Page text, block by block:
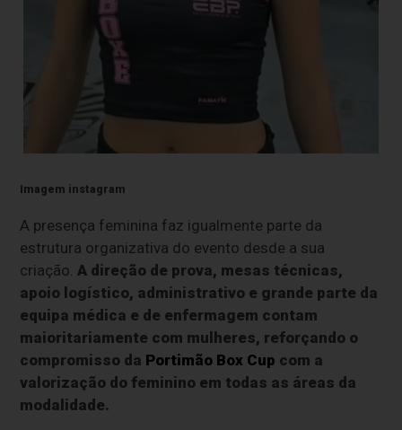
Imagem instagram
A presença feminina faz igualmente parte da
estrutura organizativa do evento desde a sua
criação.A direção de prova, mesas técnicas,
apoio logístico, administrativo e grande parte da
equipa médica e de enfermagem contam
maioritariamente com mulheres, reforçando o
compromisso da Portimão Box Cup com a
valorização do feminino em todas as áreas da
modalidade.